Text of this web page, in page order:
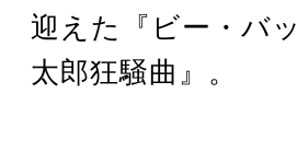
迎えた『ビー・バ
太郎狂騒曲』。